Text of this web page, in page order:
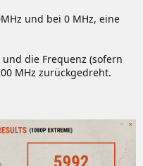
und bei 0 MHz, eine
die Frequenz (sofern
MHz zurückgedreht.